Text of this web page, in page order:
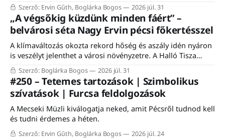
Szerző: Ervin Gűth, Boglárka Bogos 2026 júl. 31
„A végsőkig küzdünk minden fáért” –
belvárosi séta Nagy Ervin pécsi főkertésszel
A klímaváltozás okozta rekord hőség és aszály idén nyáron
is veszélyt jelenthet a városi növényzetre. A Halló Tisza
Sziget séta-fórumán Nagy Ervin, Pécs főkertésze mesélt a
városon belüli növénytelepítés kihívásairól, a meglévő
faállomány megóvásáról, valamint a mediterrán fajokkal
történő kísérletezésről. A programon résztvevő közel húsz
érdeklődő a meleg ellenére
Szerző: Boglárka Bogos 2026 júl. 31
#250 – Tetemes tartozások | Szimbolikus
szívatások | Furcsa feldolgozások
A Mecseki Müzli kiválogatja neked, amit Pécsről tudnod kell
és tudni érdemes a héten.
Szerző: Ervin Gűth, Boglárka Bogos 2026 júl. 24